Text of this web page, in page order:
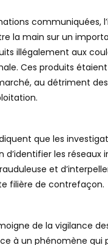
communiquées,
la main sur un
illégalement aux
Ces produits
au détriment
que les
d’identifier les réseaux
et
filière de contrefaçon.
de la vigilance
à un phénomène qui